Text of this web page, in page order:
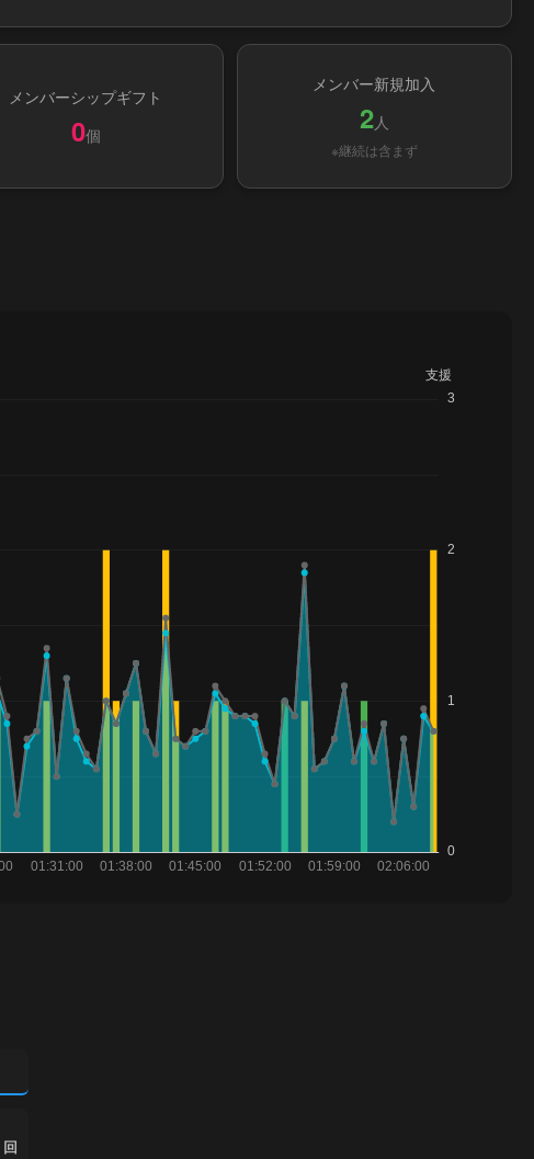
メンバーシップギフト
0個
メンバー新規加入
2人
※継続は含まず
回